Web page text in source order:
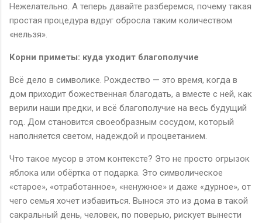
Нежелательно. А теперь давайте разберемся, почему такая
простая процедура вдруг обросла таким количеством
«нельзя».
Корни приметы: куда уходит благополучие
Всё дело в символике. Рождество — это время, когда в
дом приходит божественная благодать, а вместе с ней, как
верили наши предки, и всё благополучие на весь будущий
год. Дом становится своеобразным сосудом, который
наполняется светом, надеждой и процветанием.
Что такое мусор в этом контексте? Это не просто огрызок
яблока или обёртка от подарка. Это символическое
«старое», «отработанное», «ненужное» и даже «дурное», от
чего семья хочет избавиться. Вынося это из дома в такой
сакральный день, человек, по поверью, рискует вынести